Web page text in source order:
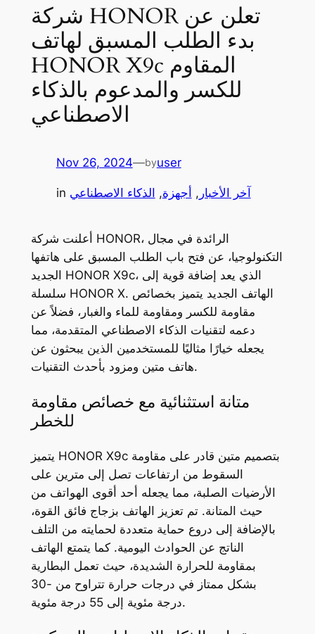
شركة HONOR تعلن عن
بدء الطلب المسبق لهاتف
HONOR X9c المقاوم
للكسر والمدعوم بالذكاء
الاصطناعي
Nov 26, 2024—byuser
in آخر الأخبار , أجهزة, الذكاء الاصطناعي
أعلنت شركة HONOR، الرائدة في مجال
التكنولوجيا، عن فتح باب الطلب المسبق على هاتفها
الجديد HONOR X9c، الذي يعد إضافة قوية إلى
سلسلة HONOR X. الهاتف الجديد يتميز بخصائص
مقاومة للكسر ومقاومة للماء والغبار، فضلاً عن
دعمه لتقنيات الذكاء الاصطناعي المتقدمة، مما
يجعله خيارًا مثاليًا للمستخدمين الذين يبحثون عن
هاتف متين ومزود بأحدث التقنيات.
متانة استثنائية مع خصائص مقاومة
للخطر
يتميز HONOR X9c بتصميم متين قادر على مقاومة
السقوط من ارتفاعات تصل إلى مترين على
الأرضيات الصلبة، مما يجعله أحد أقوى الهواتف من
حيث المتانة. تم تعزيز الهاتف بزجاج فائق القوة،
بالإضافة إلى دروع حماية متعددة لحمايته من التلف
الناتج عن الحوادث اليومية. كما يتمتع الهاتف
بمقاومة للحرارة الشديدة، حيث تعمل البطارية
بشكل ممتاز في درجات حرارة تتراوح من -30
درجة مئوية إلى 55 درجة مئوية.